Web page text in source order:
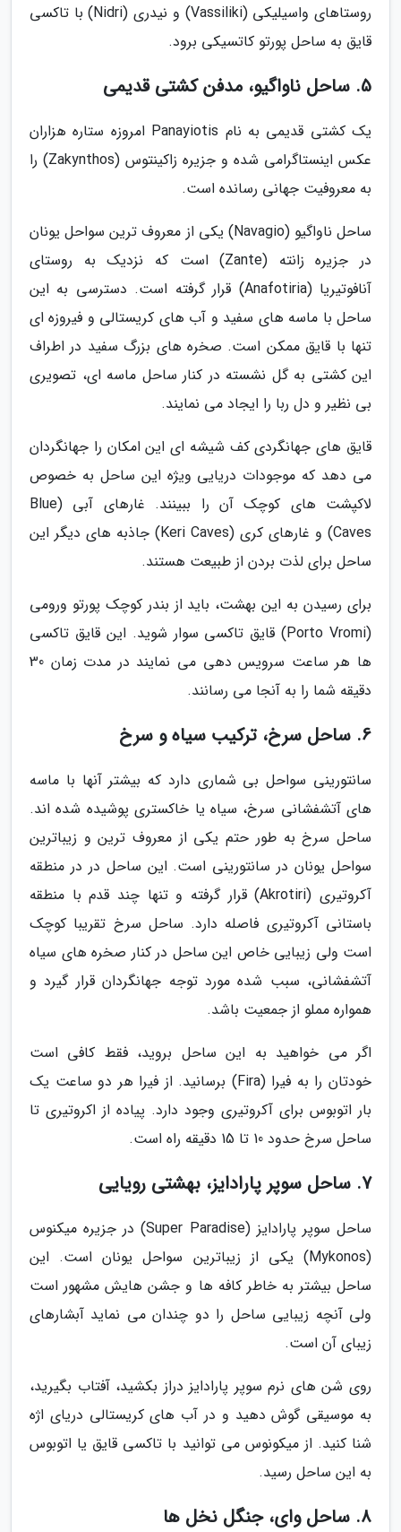
روستاهای واسیلیکی (Vassiliki) و نیدری (Nidri) با تاکسی
قایق به ساحل پورتو کاتسیکی برود.
5. ساحل ناواگیو، مدفن کشتی قدیمی
یک کشتی قدیمی به نام Panayiotis امروزه ستاره هزاران
عکس اینستاگرامی شده و جزیره زاکینتوس (Zakynthos) را
به معروفیت جهانی رسانده است.
ساحل ناواگیو (Navagio) یکی از معروف ترین سواحل یونان
در جزیره زانته (Zante) است که نزدیک به روستای
آنافوتیریا (Anafotiria) قرار گرفته است. دسترسی به این
ساحل با ماسه های سفید و آب های کریستالی و فیروزه ای
تنها با قایق ممکن است. صخره های بزرگ سفید در اطراف
این کشتی به گل نشسته در کنار ساحل ماسه ای، تصویری
بی نظیر و دل ربا را ایجاد می نمایند.
قایق های جهانگردی کف شیشه ای این امکان را جهانگردان
می دهد که موجودات دریایی ویژه این ساحل به خصوص
لاکپشت های کوچک آن را ببینند. غارهای آبی (Blue
Caves) و غارهای کری (Keri Caves) جاذبه های دیگر این
ساحل برای لذت بردن از طبیعت هستند.
برای رسیدن به این بهشت، باید از بندر کوچک پورتو ورومی
(Porto Vromi) قایق تاکسی سوار شوید. این قایق تاکسی
ها هر ساعت سرویس دهی می نمایند در مدت زمان 30
دقیقه شما را به آنجا می رسانند.
6. ساحل سرخ، ترکیب سیاه و سرخ
سانتورینی سواحل بی شماری دارد که بیشتر آنها با ماسه
های آتشفشانی سرخ، سیاه یا خاکستری پوشیده شده اند.
ساحل سرخ به طور حتم یکی از معروف ترین و زیباترین
سواحل یونان در سانتورینی است. این ساحل در در منطقه
آکروتیری (Akrotiri) قرار گرفته و تنها چند قدم با منطقه
باستانی آکروتیری فاصله دارد. ساحل سرخ تقریبا کوچک
است ولی زیبایی خاص این ساحل در کنار صخره های سیاه
آتشفشانی، سبب شده مورد توجه جهانگردان قرار گیرد و
همواره مملو از جمعیت باشد.
اگر می خواهید به این ساحل بروید، فقط کافی است
خودتان را به فیرا (Fira) برسانید. از فیرا هر دو ساعت یک
بار اتوبوس برای آکروتیری وجود دارد. پیاده از اکروتیری تا
ساحل سرخ حدود 10 تا 15 دقیقه راه است.
7. ساحل سوپر پارادایز، بهشتی رویایی
ساحل سوپر پارادایز (Super Paradise) در جزیره میکنوس
(Mykonos) یکی از زیباترین سواحل یونان است. این
ساحل بیشتر به خاطر کافه ها و جشن هایش مشهور است
ولی آنچه زیبایی ساحل را دو چندان می نماید آبشارهای
زیبای آن است.
روی شن های نرم سوپر پارادایز دراز بکشید، آفتاب بگیرید،
به موسیقی گوش دهید و در آب های کریستالی دریای اژه
شنا کنید. از میکونوس می توانید با تاکسی قایق یا اتوبوس
به این ساحل رسید.
8. ساحل وای، جنگل نخل ها